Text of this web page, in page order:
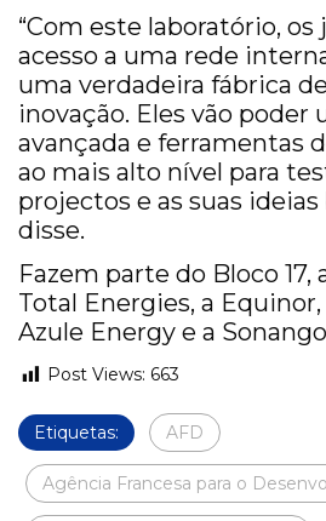
“Com este laboratório, os
acesso a uma rede
uma verdadeira fábrica
inovação. Eles vão poder
avançada e ferramentas
ao mais alto nível para
projectos e as suas
disse.
Fazem parte do Bloco 17,
Total Energies, a
Azule Energy e a
Post Views: 663
Etiquetas: AFD
Agência Francesa para o